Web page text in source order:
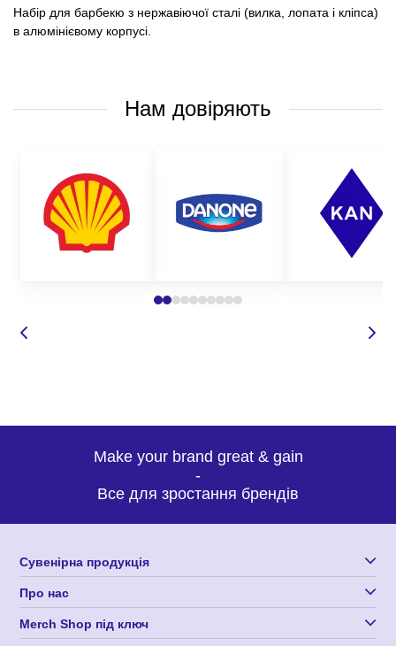
Набір для барбекю з нержавіючої сталі (вилка, лопата і кліпса)
в алюмінієвому корпусі.
Нам довіряють
Make your brand great & gain
-
Все для зростання брендів
Сувенірна продукція
Про нас
Merch Shop під ключ